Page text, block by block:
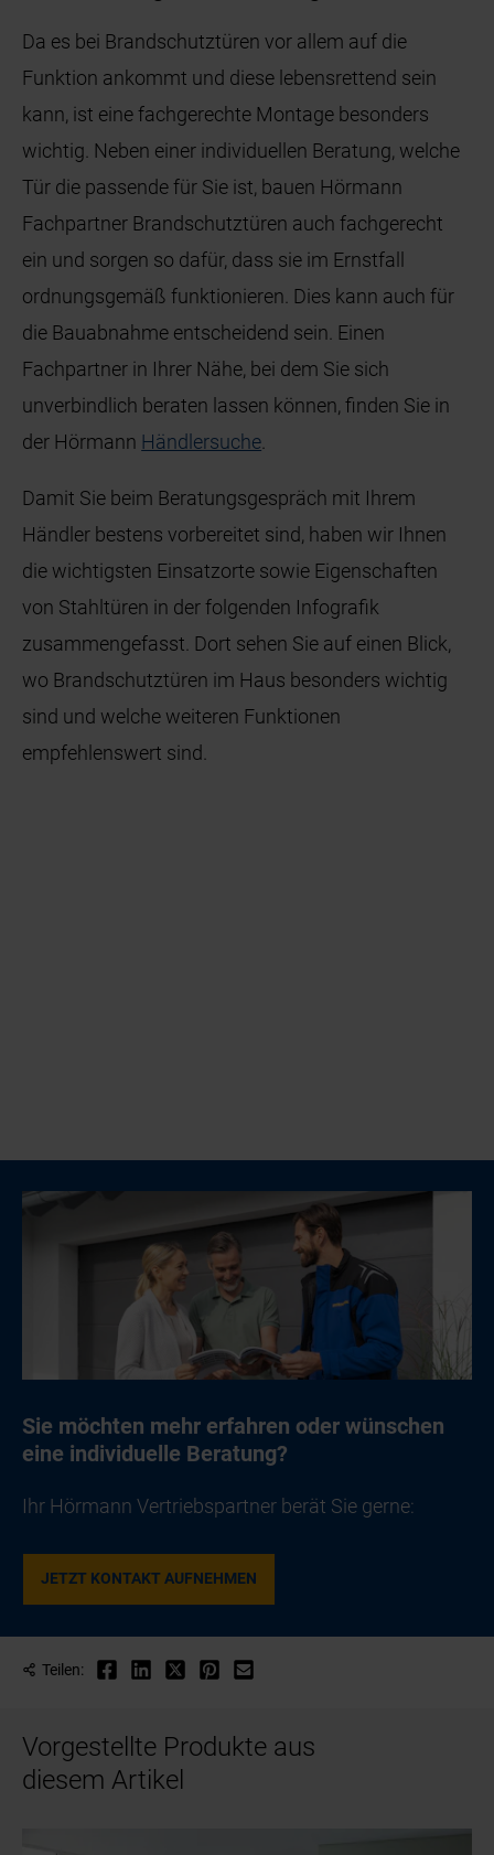
Da es bei Brandschutztüren vor allem auf die
Funktion ankommt und diese lebensrettend sein
kann, ist eine fachgerechte Montage besonders
wichtig. Neben einer individuellen Beratung, welche
Tür die passende für Sie ist, bauen Hörmann
Fachpartner Brandschutztüren auch fachgerecht
ein und sorgen so dafür, dass sie im Ernstfall
ordnungsgemäß funktionieren. Dies kann auch für
die Bauabnahme entscheidend sein. Einen
Fachpartner in Ihrer Nähe, bei dem Sie sich
unverbindlich beraten lassen können, finden Sie in
der Hörmann Händlersuche
Damit Sie beim Beratungsgespräch mit Ihrem
Händler bestens vorbereitet sind, haben wir Ihnen
die wichtigsten Einsatzorte sowie Eigenschaften
von Stahltüren in der folgenden Infografik
zusammengefasst. Dort sehen Sie auf einen Blick,
wo Brandschutztüren im Haus besonders wichtig
sind und welche weiteren Funktionen
empfehlenswert sind.
Sie möchten mehr erfahren oder wünschen
eine individuelle Beratung?
Ihr Hörmann Vertriebspartner berät Sie gerne:
JETZT KONTAKT AUFNEHMEN
Teilen:
Vorgestellte Produkte aus
diesem Artikel